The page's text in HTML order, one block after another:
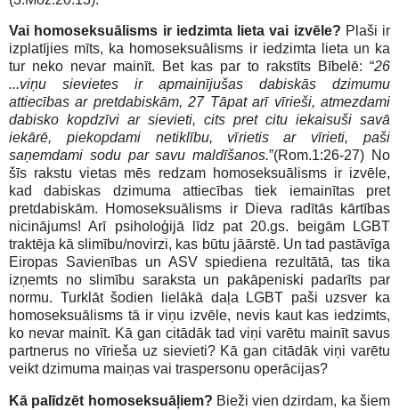
Vai homoseksuālisms ir iedzimta lieta vai izvēle? Plaši ir
izplatījies mīts, ka homoseksuālisms ir iedzimta lieta un ka
tur neko nevar mainīt. Bet kas par to rakstīts Bībelē: “26
...viņu sievietes ir apmainījušas dabiskās dzimumu
attiecības ar pretdabiskām, 27 Tāpat arī vīrieši, atmezdami
dabisko kopdzīvi ar sievieti, cits pret citu iekaisuši savā
iekārē, piekopdami netiklību, vīrietis ar vīrieti, paši
saņemdami sodu par savu maldīšanos.”(Rom.1:26-27) No
šīs rakstu vietas mēs redzam homoseksuālisms ir izvēle,
kad dabiskas dzimuma attiecības tiek iemainītas pret
pretdabiskām. Homoseksuālisms ir Dieva radītās kārtības
nicinājums! Arī psiholoģijā līdz pat 20.gs. beigām LGBT
traktēja kā slimību/novirzi, kas būtu jāārstē. Un tad pastāvīga
Eiropas Savienības un ASV spiediena rezultātā, tas tika
izņemts no slimību saraksta un pakāpeniski padarīts par
normu. Turklāt šodien lielākā daļa LGBT paši uzsver ka
homoseksuālisms tā ir viņu izvēle, nevis kaut kas iedzimts,
ko nevar mainīt. Kā gan citādāk tad viņi varētu mainīt savus
partnerus no vīrieša uz sievieti? Kā gan citādāk viņi varētu
veikt dzimuma maiņas vai traspersonu operācijas?
Kā palīdzēt homoseksuāļiem? Bieži vien dzirdam, ka šiem